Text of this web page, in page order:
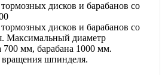
дисков и барабанов со
дисков и барабанов со
Максимальный диаметр
700 мм, барабана 1000 мм.
шпинделя.